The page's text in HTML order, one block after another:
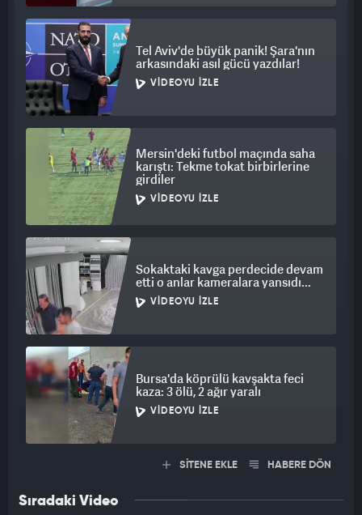
Tel Aviv'de büyük panik! Şara'nın
arkasındaki asıl gücü yazdılar!
VIDEOYU İZLE
Mersin'deki futbol maçında saha
karıştı: Tekme tokat birbirlerine
girdiler
VIDEOYU İZLE
Sokaktaki kavga perdecide devam
etti o anlar kameralara yansıdı...
VIDEOYU İZLE
Bursa'da köprülü kavşakta feci
kaza: 3 ölü, 2 ağır yaralı
VIDEOYU İZLE
SİTENE EKLE HABERE DÖN
Sıradaki Video